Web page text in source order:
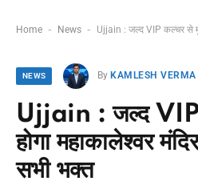
Home - News - Ujjain : जल्द VIP कल्चर से मुक्त
NEWS By KAMLESH VERMA
Ujjain : जल्द VIP
होगा महाकालेश्वर
सभी भक्त